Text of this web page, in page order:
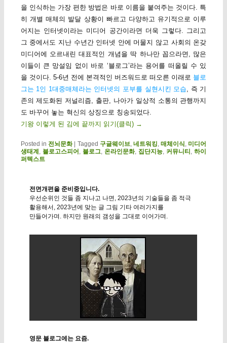
을 인식하는 가장 편한 방법은 바로 이름을 붙여주는 것이다. 특
히 개별 매체의 발달 상황이 빠르고 다양하고 유기적으로 이루
어지는 인터넷이라는 미디어 공간이라면 더욱 그렇다. 그리고
그 중에서도 지난 수년간 인터넷 안에 머물지 않고 사회의 온갖
미디어에 오르내린 대표적인 개념을 딱 하나만 꼽으라면, 많은
이들이 큰 망설임 없이 바로 ‘블로그’라는 용어를 떠올릴 수 있
을 것이다. 5-6년 전에 본격적인 버즈워드로 떠오른 이래로 블로
그는 1인 1대중매체라는 인터넷의 포부를 실현시킨 모습 , 즉 기
존의 제도화된 저널리즘, 출판, 나아가 일상적 소통의 관행까지
도 바꾸어 놓는 혁신의 상징으로 칭송되었다.
기왕 이렇게 된 김에 끝까지 읽기(클릭) →
Posted in 전뇌문화 Tagged 구글웨이브, 네트워킹,매체이식, 미디어
생태계 , 블로고스피어 , 블로그,온라인문화, 집단지능, 커뮤니티 ,하이
퍼텍스트
전면개편을 준비중입니다.
우선순위인 것들 좀 지나고 나면, 2023년의 기술들을 좀 적극
활용해서, 2023년에 맞는 글 그림 기타 여러가지를
만들어가며. 하지만 원래의 갬성을 그대로 이어가며.
영문 블로그에는 요즘.